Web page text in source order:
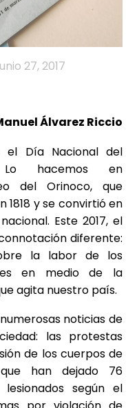
27, 2017
Álvarez Riccio
el Día Nacional del
Lo hacemos en
del Orinoco, que
y se convirtió en
Este 2017, el
diferente:
la labor de los
en medio de la
agita nuestro país.
noticias de
las protestas
de los cuerpos de
han dejado 76
según el